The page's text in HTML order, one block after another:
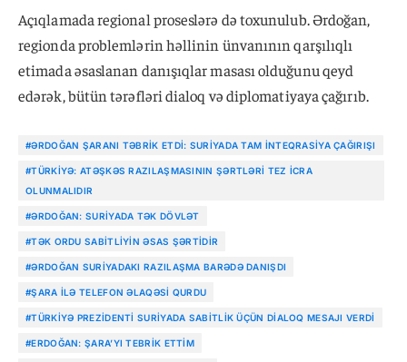
Açıqlamada regional proseslərə də toxunulub. Ərdoğan,
regionda problemlərin həllinin ünvanının qarşılıqlı
etimada əsaslanan danışıqlar masası olduğunu qeyd
edərək, bütün tərəfləri dialoq və diplomatiyaya çağırıb.
#ƏRDOĞAN ŞARANI TƏBRIK ETDI: SURIYADA TAM INTEQRASIYA ÇAĞIRIŞI
#TÜRKIYƏ: ATƏŞKƏS RAZILAŞMASININ ŞƏRTLƏRI TEZ ICRA
OLUNMALIDIR
#ƏRDOĞAN: SURIYADA TƏK DÖVLƏT
#TƏK ORDU SABITLIYIN ƏSAS ŞƏRTIDIR
#ƏRDOĞAN SURIYADAKI RAZILAŞMA BARƏDƏ DANIŞDI
#ŞARA ILƏ TELEFON ƏLAQƏSI QURDU
#TÜRKIYƏ PREZIDENTI SURIYADA SABITLIK ÜÇÜN DIALOQ MESAJI VERDI
#ERDOĞAN: ŞARA’YI TEBRIK ETTIM